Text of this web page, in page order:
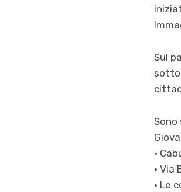
Sul
•
• Via
• Le